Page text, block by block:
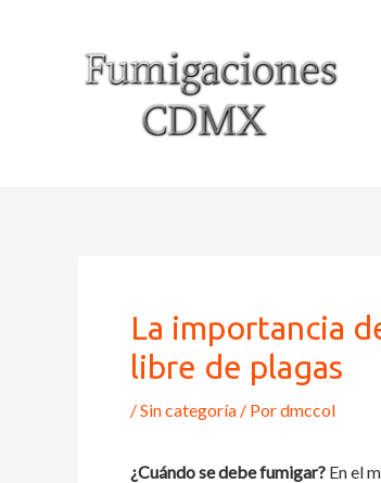
La importancia
libre de plagas
/Sin categoría / Pordmccol
¿Cuándo se debe fumigar? En el